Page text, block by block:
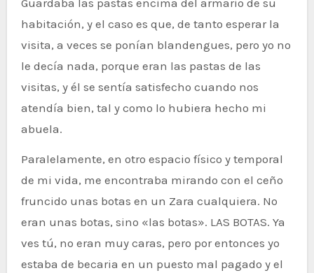
habitación, y el caso es que, de tanto esperar la
visita, a veces se ponían blandengues, pero yo no
le decía nada, porque eran las pastas de las
visitas, y él se sentía satisfecho cuando nos
atendía bien, tal y como lo hubiera hecho mi
abuela.
Paralelamente, en otro espacio físico y temporal
de mi vida, me encontraba mirando con el ceño
fruncido unas botas en un Zara cualquiera. No
eran unas botas, sino «las botas». LAS BOTAS. Ya
ves tú, no eran muy caras, pero por entonces yo
estaba de becaria en un puesto mal pagado y el